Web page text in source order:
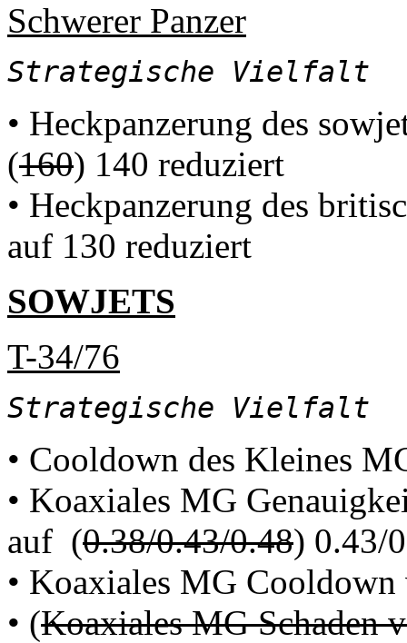
Schwerer Panzer
Strategische Vielfalt
• Heckpanzerung des
(160) 140 reduziert
• Heckpanzerung des
auf 130 reduziert
SOWJETS
T-34/76
Strategische Vielfalt
• Cooldown des Kleines
• Koaxiales MG
auf (0.38/0.43/0.48) 0.43/
• Koaxiales MG
• (Koaxiales MG Schaden